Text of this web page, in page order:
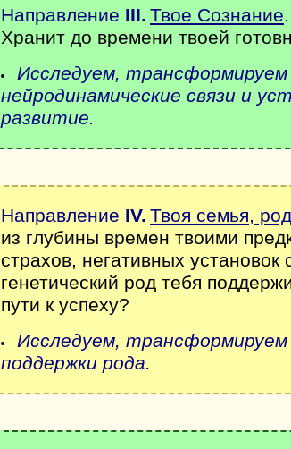
Направление III. Твое Сознание.
Хранит до времени твоей
Исследуем,
нейродинамические связи и
развитие.
Направление IV. Твоя семья,
из глубины времен твоими
страхов, негативных
генетический род тебя
пути к успеху?
Исследуем, трансформируем
поддержки рода.